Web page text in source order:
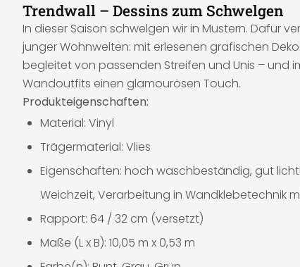
Trendwall – Dessins zum Schwelgen
In dieser Saison schwelgen wir in Mustern. Dafür
junger Wohnwelten: mit erlesenen grafischen
begleitet von passenden Streifen und Unis – und
Wandoutfits einen glamourösen Touch.
Produkteigenschaften:
Material: Vinyl
Trägermaterial: Vlies
Eigenschaften: hoch waschbeständig, gut
Weichzeit, Verarbeitung in Wandklebetechnik
Rapport: 64 / 32 cm (versetzt)
Maße (L x B): 10,05 m x 0,53 m